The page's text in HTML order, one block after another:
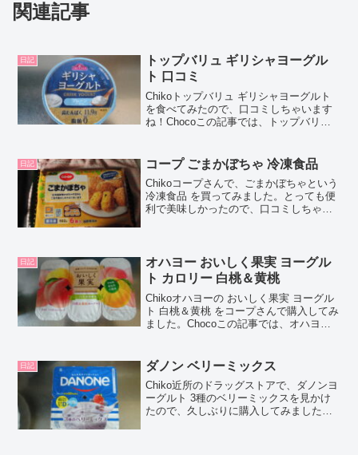
関連記事
日記
トップバリュ ギリシャヨーグル
ト 口コミ
Chikoトップバリュ ギリシャヨーグルト
を食べてみたので、口コミしちゃいます
ね！Chocoこの記事では、トップバリュ
るよ！お買い得アイテムが大集合！買う
ならやっぱ...
日記 コープ ごまかぼちゃ 冷凍食品
Chikoコープさんで、ごまかぼちゃという
冷凍食品 を買ってみました。とっても便
利で美味しかったので、口コミしちゃい
よ！お買い得...
日記
オハヨー おいしく果実 ヨーグル
ト カロリー 白桃＆黄桃
Chikoオハヨーの おいしく果実 ヨーグル
ト 白桃＆黄桃 をコープさんで購入してみ
ました。Chocoこの記事では、オハヨー
成分について紹介するよ！お買い得アイ
テ...
日記 ダノン ベリーミックス
Chiko近所のドラッグストアで、ダノンヨ
ーグルト 3種のベリーミックスを見かけ
たので、久しぶりに購入してみました。